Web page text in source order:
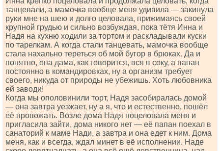
танцевали, а мамочка вообще меня удивила — закинула
руки мне на шею и долго целовала, прижимаясь своей
крупной грудью и сильно возбуждая, пока тётя Инна и
Надя на кухню ходили за тортом и раскладывали куски
по тарелкам. А когда стали танцевать, мамочка вообще
стала нахально тереться об мой бугор в брюках. Да и
понятно, она дама, как говорится, вся в соку, а папан
постоянно в командировках, ну а организм требует
своего, никуда от природы не убежишь. Хоть любовника
ей заводи!
Когда мы ополовинили торт, Надя засобиралась домой
— она завтра уезжает, ну а я, что и естественно, пошёл
её провожать. Возле дома Надя поцеловала меня и
пригласила зайти, дома никого нет — её папан поехал в
санаторий к маме Нади, а завтра и она едет к ним. Дома
меня, как и всегда, ждал минет в её исполнении. Наде